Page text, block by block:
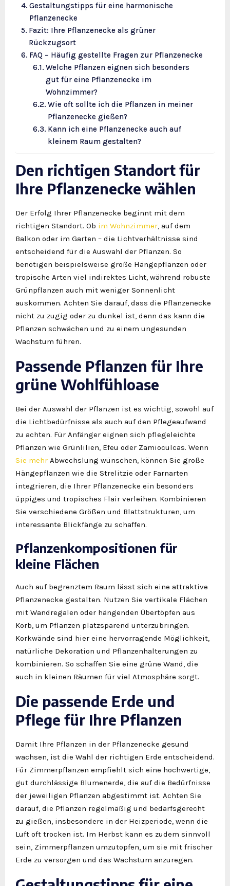
Gestaltungstipps für eine harmonische
Pflanzenecke
Fazit: Ihre Pflanzenecke als grüner
Rückzugsort
FAQ – Häufig gestellte Fragen zur Pflanzenecke
Welche Pflanzen eignen sich besonders
gut für eine Pflanzenecke im
Wohnzimmer?
Wie oft sollte ich die Pflanzen in meiner
Pflanzenecke gießen?
Kann ich eine Pflanzenecke auch auf
kleinem Raum gestalten?
Den richtigen Standort für
Ihre Pflanzenecke wählen
Der Erfolg Ihrer Pflanzenecke beginnt mit dem
richtigen Standort. Ob im Wohnzimmer, auf dem
Balkon oder im Garten – die Lichtverhältnisse sind
entscheidend für die Auswahl der Pflanzen. So
benötigen beispielsweise große Hängepflanzen oder
tropische Arten viel indirektes Licht, während robuste
Grünpflanzen auch mit weniger Sonnenlicht
auskommen. Achten Sie darauf, dass die Pflanzenecke
nicht zu zugig oder zu dunkel ist, denn das kann die
Pflanzen schwächen und zu einem ungesunden
Wachstum führen.
Passende Pflanzen für Ihre
grüne Wohlfühloase
Bei der Auswahl der Pflanzen ist es wichtig, sowohl auf
die Lichtbedürfnisse als auch auf den Pflegeaufwand
zu achten. Für Anfänger eignen sich pflegeleichte
Pflanzen wie Grünlilien, Efeu oder Zamioculcas. Wenn
Sie mehr Abwechslung wünschen, können Sie große
Hängepflanzen wie die Strelitzie oder Farnarten
integrieren, die Ihrer Pflanzenecke ein besonders
üppiges und tropisches Flair verleihen. Kombinieren
Sie verschiedene Größen und Blattstrukturen, um
interessante Blickfänge zu schaffen.
Pflanzenkompositionen für
kleine Flächen
Auch auf begrenztem Raum lässt sich eine attraktive
Pflanzenecke gestalten. Nutzen Sie vertikale Flächen
mit Wandregalen oder hängenden Übertöpfen aus
Korb, um Pflanzen platzsparend unterzubringen.
Korkwände sind hier eine hervorragende Möglichkeit,
natürliche Dekoration und Pflanzenhalterungen zu
kombinieren. So schaffen Sie eine grüne Wand, die
auch in kleinen Räumen für viel Atmosphäre sorgt.
Die passende Erde und
Pflege für Ihre Pflanzen
Damit Ihre Pflanzen in der Pflanzenecke gesund
wachsen, ist die Wahl der richtigen Erde entscheidend.
Für Zimmerpflanzen empfiehlt sich eine hochwertige,
gut durchlässige Blumenerde, die auf die Bedürfnisse
der jeweiligen Pflanzen abgestimmt ist. Achten Sie
darauf, die Pflanzen regelmäßig und bedarfsgerecht
zu gießen, insbesondere in der Heizperiode, wenn die
Luft oft trocken ist. Im Herbst kann es zudem sinnvoll
sein, Zimmerpflanzen umzutopfen, um sie mit frischer
Erde zu versorgen und das Wachstum anzuregen.